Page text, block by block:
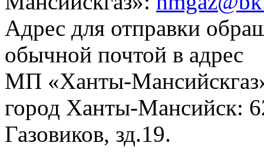
Адрес для отправки
обычной почтой в адрес
МП «Ханты-
город Ханты-Мансийск:
Газовиков, зд.19.